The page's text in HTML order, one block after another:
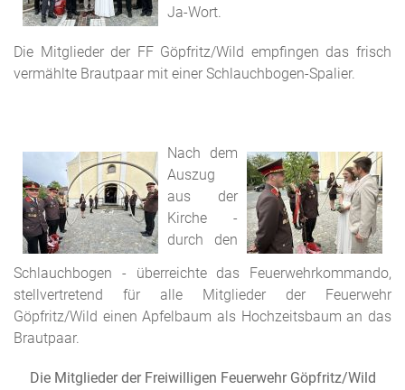
Ja-Wort.
Die Mitglieder der FF Göpfritz/Wild empfingen das frisch
vermählte Brautpaar mit einer Schlauchbogen-Spalier.
Nach dem
Auszug
aus der
Kirche -
durch den
Schlauchbogen - überreichte das Feuerwehrkommando,
stellvertretend für alle Mitglieder der Feuerwehr
Göpfritz/Wild einen Apfelbaum als Hochzeitsbaum an das
Brautpaar.
Die Mitglieder der Freiwilligen Feuerwehr Göpfritz/Wild